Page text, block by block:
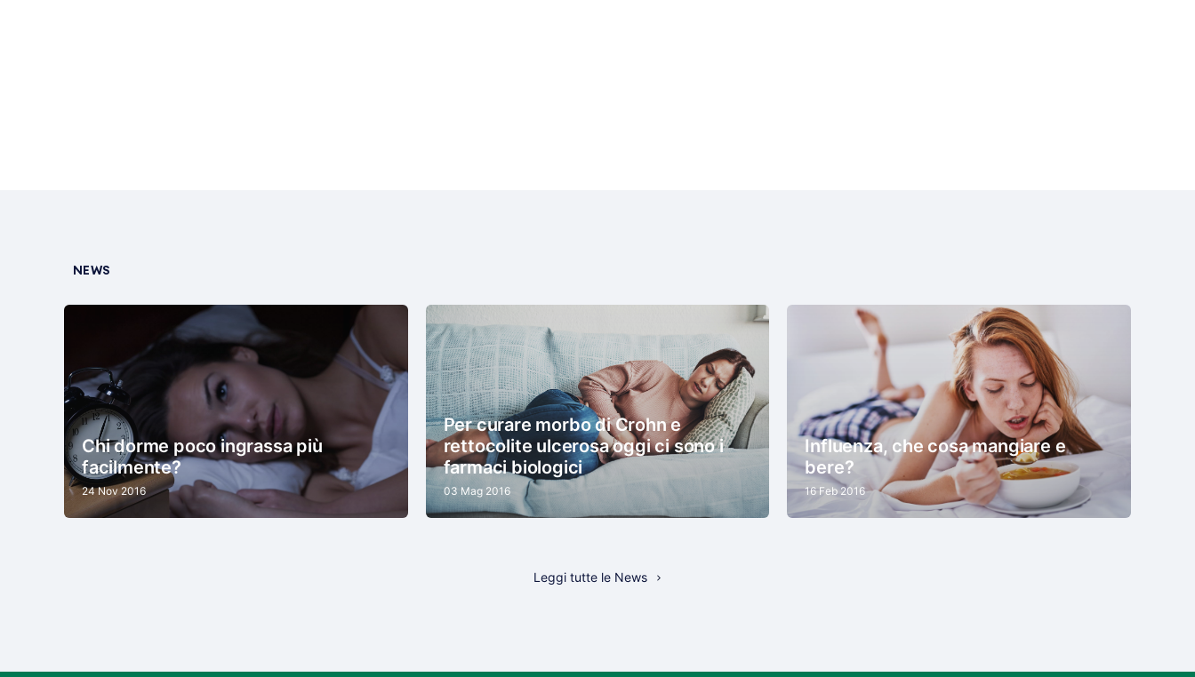
NEWS
Chi dorme poco ingrassa più
facilmente?
24 Nov 2016
Per curare morbo di Crohn e
rettocolite ulcerosa oggi ci sono i
farmaci biologici
03 Mag 2016
Influenza, che cosa mangiare e
bere?
16 Feb 2016
Leggi tutte le News